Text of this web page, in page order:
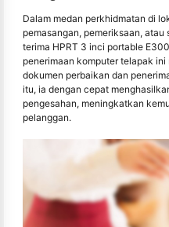
Dalam medan perkhidmatan di
pemasangan, pemeriksaan,
terima HPRT 3 inci portable
penerimaan komputer telapak
dokumen perbaikan dan
itu, ia dengan cepat
pengesahan, meningkatkan
pelanggan.